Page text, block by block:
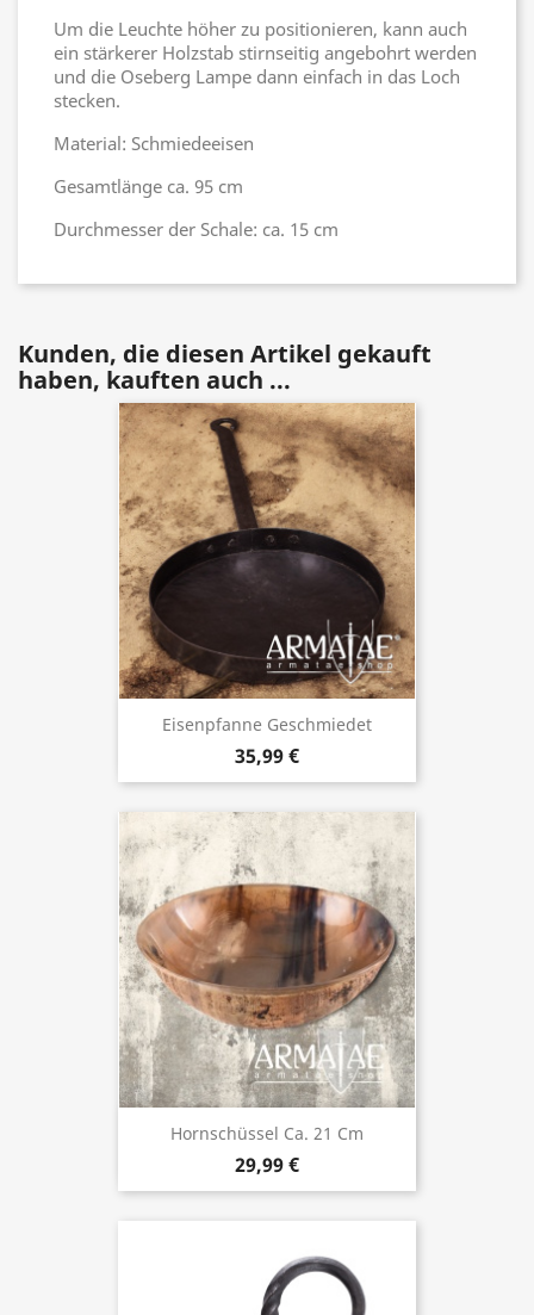
Um die Leuchte höher zu positionieren, kann auch
ein stärkerer Holzstab stirnseitig angebohrt werden
und die Oseberg Lampe dann einfach in das Loch
stecken.
Material: Schmiedeeisen
Gesamtlänge ca. 95 cm
Durchmesser der Schale: ca. 15 cm
Kunden, die diesen Artikel gekauft
haben, kauften auch ...
Eisenpfanne Geschmiedet
35,99 €
Hornschüssel Ca. 21 Cm
29,99 €